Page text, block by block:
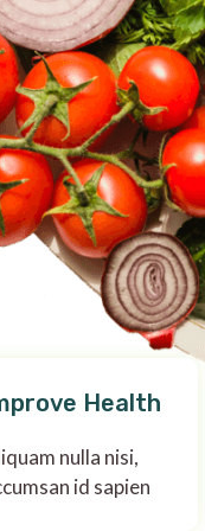
Health
nulla nisi,
id sapien